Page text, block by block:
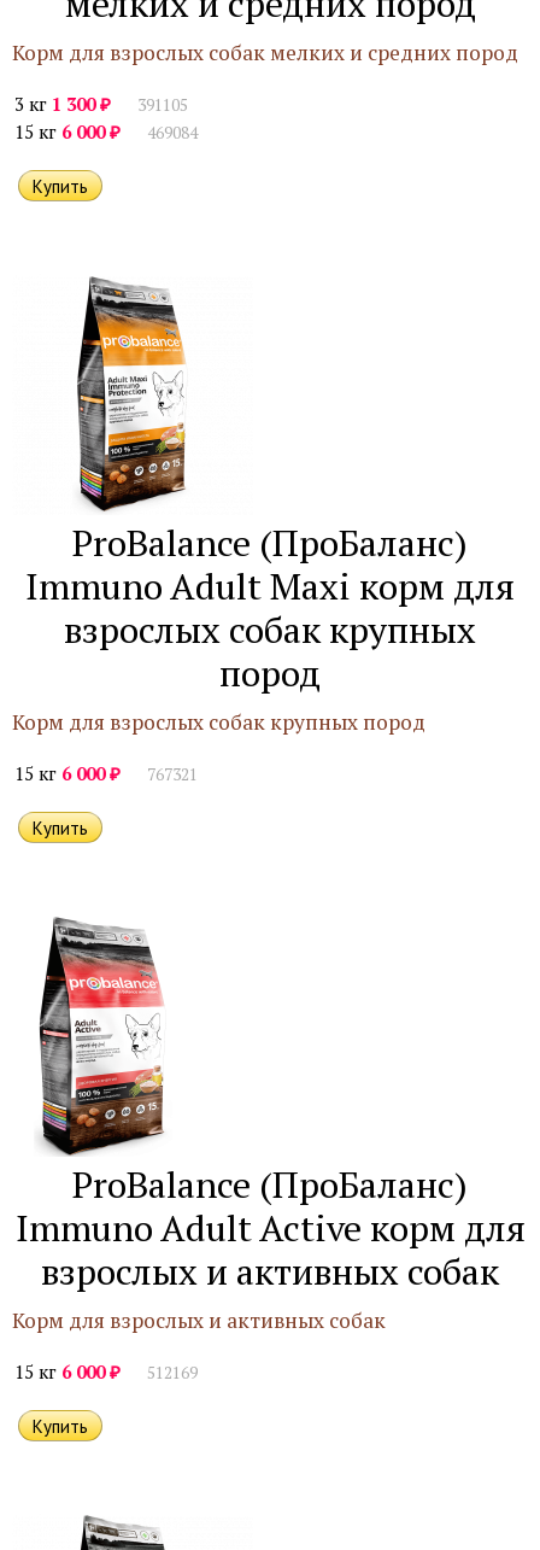
Корм для взрослых собак мелких и средних пород
3 кг 1 300₽ 391105
15 кг 6 000₽ 469084
ProBalance (ПроБаланс)
Immuno Adult Maxi корм для
взрослых собак крупных
пород
Корм для взрослых собак крупных пород
15 кг 6 000₽ 767321
ProBalance (ПроБаланс)
Immuno Adult Active корм для
взрослых и активных собак
Корм для взрослых и активных собак
15 кг 6 000₽ 512169